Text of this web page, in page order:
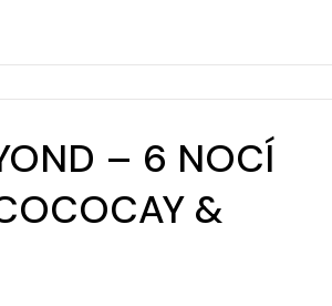
Radiance Of The Seas
Rhapsody Of The Seas– 6 NOCÍ
&